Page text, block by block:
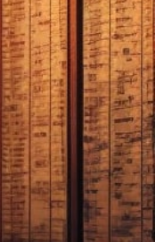
Get Started